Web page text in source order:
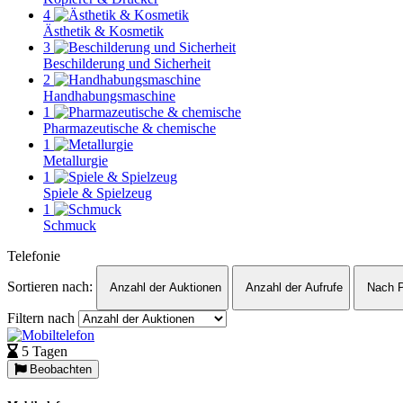
4
Ästhetik & Kosmetik
3
Beschilderung und Sicherheit
2
Handhabungsmaschine
1
Pharmazeutische & chemische
1
Metallurgie
1
Spiele & Spielzeug
1
Schmuck
Telefonie
Sortieren nach:
Anzahl der Auktionen Anzahl der Aufrufe Nach
Filtern nach
5 Tagen
Beobachten